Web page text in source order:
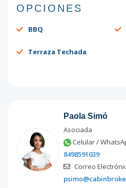
OPCIONES
BBQ
Terraza Techada
Paola Simó
Asociada
Celular /
8498591039
Correo